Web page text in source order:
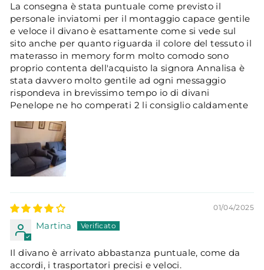
La consegna è stata puntuale come previsto il
personale inviatomi per il montaggio capace gentile
e veloce il divano è esattamente come si vede sul
sito anche per quanto riguarda il colore del tessuto il
materasso in memory form molto comodo sono
proprio contenta dell'acquisto la signora Annalisa è
stata davvero molto gentile ad ogni messaggio
rispondeva in brevissimo tempo io di divani
Penelope ne ho comperati 2 li consiglio caldamente
01/04/2025
Martina
Il divano è arrivato abbastanza puntuale, come da
accordi, i trasportatori precisi e veloci.